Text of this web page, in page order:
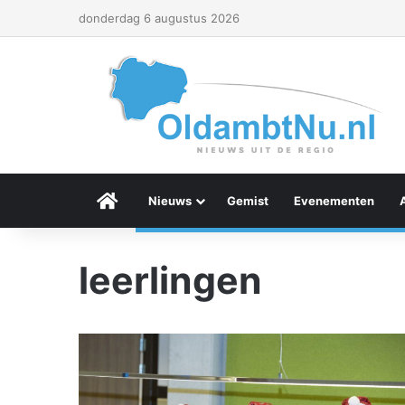
donderdag 6 augustus 2026
Menu Item
Nieuws Gemist Evenementen
leerlingen